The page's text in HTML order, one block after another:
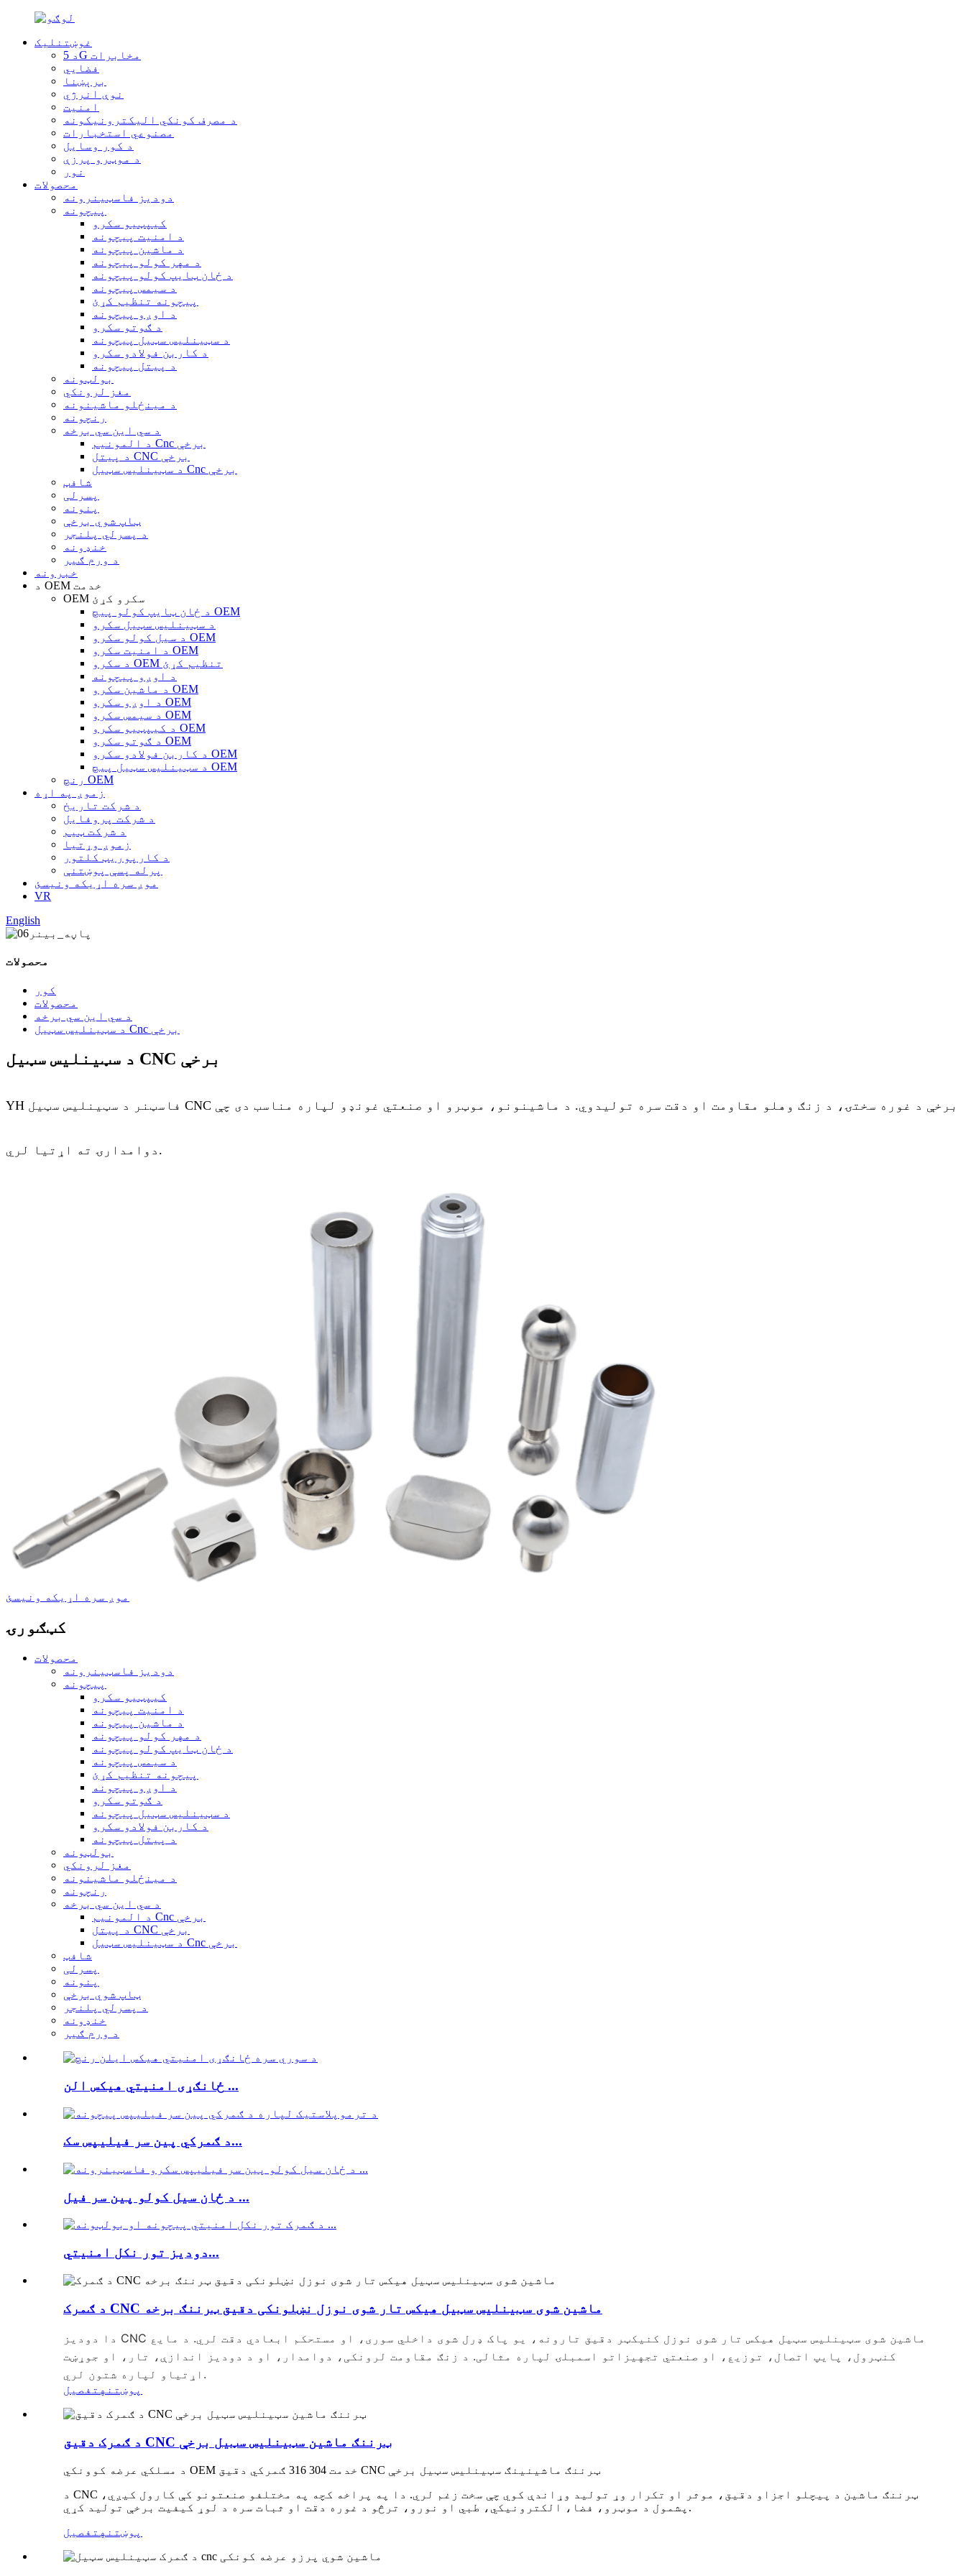
غوښتنلیک
د 5G مخابرات
فضايي
برېښنا
نوې انرژي
امنیت
د مصرف کونکي الیکترونیکونه
مصنوعي استخبارات
د کور وسایل
د موټرو پرزې
نور
محصولات
دودیز فاسټینرونه
پیچونه
کیپټیو سکرو
د امنیت پیچونه
د ماشین پیچونه
د مهر کولو پیچونه
د ځان ټایپ کولو پیچونه
د سیمس پیچونه
پیچونه تنظیم کړئ
د اوږو پیچونه
د ګوتو سکرو
د سټینلیس سټیل پیچونه
د کاربن فولادو سکرو
د پیتل پیچونه
بولټونه
مغز لرونکي
د مینځلو ماشینونه
رنچونه
د سي این سي برخه
د المونیم Cnc برخې
د پیتل CNC برخې
د سټینلیس سټیل Cnc برخې
شافټ
پسرلی
پنونه
ټاپ شوي برخې
د پسرلي پلنجر
خنډونه
د ورم ګیر
خبرونه
د OEM خدمت
OEM سکرو کړئ
د ځان ټایپ کولو پیچ OEM
د سټینلیس سټیل سکرو
د سیل کولو سکرو OEM
د امنیت سکرو OEM
د سکرو OEM تنظیم کړئ
د اوږو پیچونه
د ماشین سکرو OEM
د اوږو سکرو OEM
د سیمس سکرو OEM
د کیپټیو سکرو OEM
د ګوتو سکرو OEM
د کاربن فولادو سکرو OEM
د سټینلیس سټیل پیچ OEM
رنچ OEM
زموږ په اړه
د شرکت تاریخ
د شرکت پروفایل
د شرکت ټیم
زموږ وړتیا
د کارپوریټ کلتور
پرله پسې پوښتنې
موږ سره اړیکه ونیسئ
VR
English
محصولات
کور
محصولات
د سي این سي برخه
د سټینلیس سټیل Cnc برخې
د سټینلیس سټیل CNC برخې
YH فاسټنر د سټینلیس سټیل CNC برخې د غوره سختۍ، د زنګ وهلو مقاومت او دقت سره تولیدوي. د ماشینونو، موټرو او صنعتي غونډو لپاره مناسب دی چې
دوامدارۍ ته اړتیا لري.
موږ سره اړیکه ونیسئ
کټګورۍ
محصولات
دودیز فاسټینرونه
پیچونه
کیپټیو سکرو
د امنیت پیچونه
د ماشین پیچونه
د مهر کولو پیچونه
د ځان ټایپ کولو پیچونه
د سیمس پیچونه
پیچونه تنظیم کړئ
د اوږو پیچونه
د ګوتو سکرو
د سټینلیس سټیل پیچونه
د کاربن فولادو سکرو
د پیتل پیچونه
بولټونه
مغز لرونکي
د مینځلو ماشینونه
رنچونه
د سي این سي برخه
د المونیم Cnc برخې
د پیتل CNC برخې
د سټینلیس سټیل Cnc برخې
شافټ
پسرلی
پنونه
ټاپ شوي برخې
د پسرلي پلنجر
خنډونه
د ورم ګیر
ځانګړی امنیتي هیکس الن ...
د ګمرکي پین سر فیلیپس سک...
د ځان سیل کولو پین سر فیل ...
دودیز تور نکل امنیتي...
د ګمرک CNC ماشین شوی سټینلیس سټیل هیکس تار شوی نوزل ​​نښلونکی دقیق ټرننګ برخه
دا دودیز CNC ماشین شوی سټینلیس سټیل هیکس تار شوی نوزل ​​کنیکټر دقیق تارونه، یو پاک ډرل شوی داخلي سوری، او مستحکم ابعادي دقت لري. د مایع
کنټرول، پایپ اتصال، توزیع، او صنعتي تجهیزاتو اسمبلۍ لپاره مثالی. د زنګ مقاومت لرونکی، دوامدار، او د دودیز اندازې، تار، او جوړښت
اړتیاو لپاره شتون لري.
پوښتنه تفصیل
د ګمرک دقیق CNC ټرننګ ماشین سټینلیس سټیل برخې
د مسلکي عرضه کوونکي OEM خدمت 304 316 ګمرکي دقیق CNC ټرننګ ماشینینګ سټینلیس سټیل برخې
د CNC ټرننګ ماشین د پیچلو اجزاو دقیق، موثر او تکرار وړ تولید وړاندې کوي چې سخت زغم لري. دا په پراخه کچه په مختلفو صنعتونو کې کارول کیږي،
پشمول د موټرو، فضا، الکترونیکي، طبي او نورو، ترڅو د غوره دقت او ثبات سره د لوړ کیفیت برخې تولید کړي.
پوښتنه تفصیل